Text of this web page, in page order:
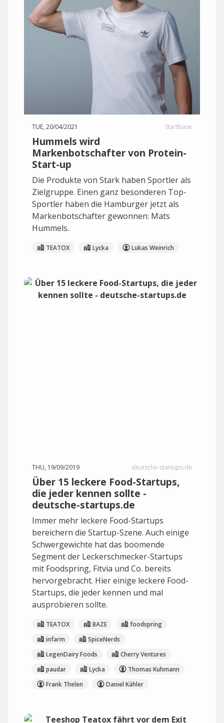
TUE, 20/04/2021 Startbase
Hummels wird
Markenbotschafter von Protein-
Start-up
Die Produkte von Stark haben Sportler als
Zielgruppe. Einen ganz besonderen Top-
Sportler haben die Hamburger jetzt als
Markenbotschafter gewonnen: Mats
Hummels.
TEATOX Lycka Lukas Weinrich
THU, 19/09/2019 deutsche-startups.de
Über 15 leckere Food-Startups,
die jeder kennen sollte -
deutsche-startups.de
Immer mehr leckere Food-Startups
bereichern die Startup-Szene. Auch einige
Schwergewichte hat das boomende
Segment der Leckerschmecker-Startups
mit Foodspring, Fitvia und Co. bereits
hervorgebracht. Hier einige leckere Food-
Startups, die jeder kennen und mal
ausprobieren sollte.
TEATOX BAZE
foodspring
infarm
SpiceNerds
LegenDairy Foods
Cherry Ventures
paudar
Lycka
Thomas Kuhmann
Frank Thelen
Daniel Kähler